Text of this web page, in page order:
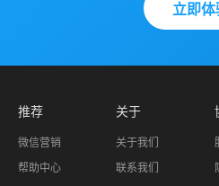
立即体
推荐
微信营销
帮助中心
关于
关于我们
联系我们